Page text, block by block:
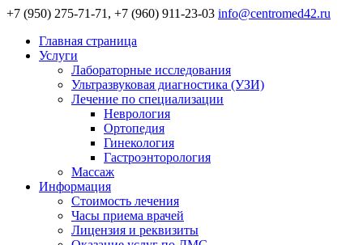
+7 (950) 275-71-71, +7 (960) 911-23-03 info@centromed42.ru
Главная страница
Услуги
Лабораторные исследования
Ультразвуковая диагностика (УЗИ)
Лечение по специализации
Неврология
Ортопедия
Гинекология
Гастроэнторология
Массаж
Информация
Стоимость лечения
Часы приема врачей
Лицензия и реквизиты